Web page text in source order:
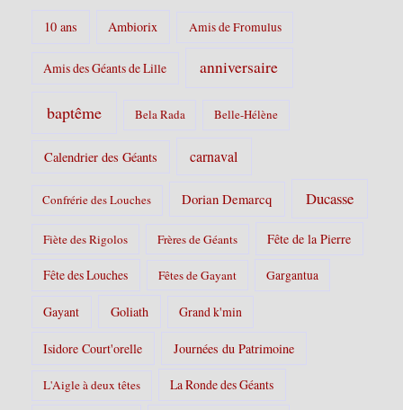
10 ans Ambiorix Amis de Fromulus
Amis des Géants de Lille anniversaire
baptême Bela Rada Belle-Hélène
Calendrier des Géants carnaval
Confrérie des Louches Dorian Demarcq Ducasse
Fiète des Rigolos Frères de Géants Fête de la Pierre
Fête des Louches Fêtes de Gayant Gargantua
Gayant Goliath Grand k'min
Isidore Court'orelle Journées du Patrimoine
L'Aigle à deux têtes La Ronde des Géants